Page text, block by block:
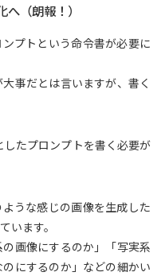
（朗報！）
プトという命令書が必要に
事だとは言いますが、書く
たプロンプトを書く必要が
うな感じの画像を生成した
います。
の画像にするのか」「写実系
にするのか」などの細かい